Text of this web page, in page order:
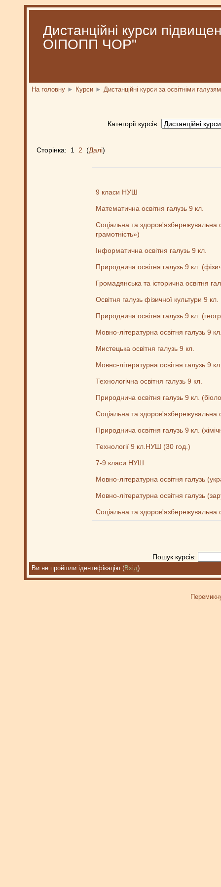
Дистанційні курси
ОІПОПП ЧОР"
На головну ► Курси ► Дистанційні курси за освітніми
Категорії курсів:
Сторінка: 1 2 (Далі)
9 класи НУШ
Математична освітня галузь 9 кл.
Соціальна та здоров'язбережувальна
грамотність»)
Інформатична освітня галузь 9 кл.
Природнича освітня галузь 9 кл.
Громадянська та історична освітня
Освітня галузь фізичної культури 9 кл.
Природнича освітня галузь 9 кл.
Мовно-літературна освітня галузь 9
Мистецька освітня галузь 9 кл.
Мовно-літературна освітня галузь 9
Технологічна освітня галузь 9 кл.
Природнича освітня галузь 9 кл.
Соціальна та здоров'язбережувальна
Природнича освітня галузь 9 кл.
Технології 9 кл.НУШ (30 год.)
7-9 класи НУШ
Мовно-літературна освітня галузь
Мовно-літературна освітня галузь
Соціальна та здоров'язбережувальна
Пошук курсів:
Ви не пройшли ідентифікацію (Вхід)